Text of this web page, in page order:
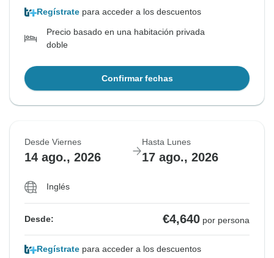
Regístrate para acceder a los descuentos
Precio basado en una habitación privada
doble
Confirmar fechas
Desde Viernes
14 ago., 2026
Hasta Lunes
17 ago., 2026
Inglés
Desde: €4,640 por persona
Regístrate para acceder a los descuentos